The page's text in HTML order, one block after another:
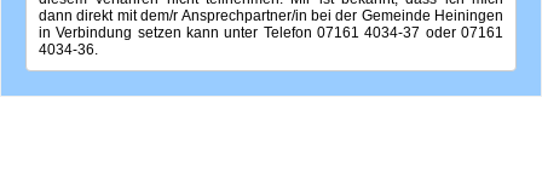
dann direkt mit dem/r Ansprechpartner/in bei der Gemeinde Heiningen
in Verbindung setzen kann unter Telefon 07161 4034-37 oder 07161
4034-36.